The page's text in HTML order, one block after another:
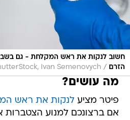
חשוב לנקות את ראש המקלחת - גם
הזרם /
Ivan Semenovych
מה עושים?
פיטר מציעלנקות את ראש
אם ברצונכם למנוע הצטברות